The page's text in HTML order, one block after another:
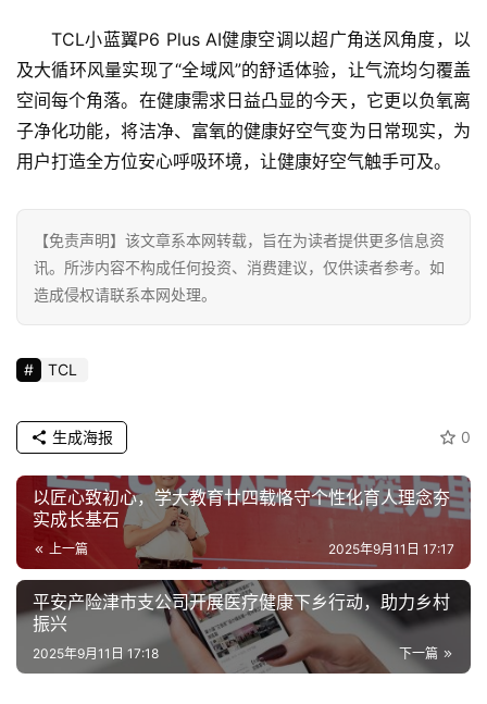
TCL小蓝翼P6 Plus AI健康空调以超广角送风角度，以
及大循环风量实现了“全域风”的舒适体验，让气流均匀覆盖
空间每个角落。在健康需求日益凸显的今天，它更以负氧离
子净化功能，将洁净、富氧的健康好空气变为日常现实，为
用户打造全方位安心呼吸环境，让健康好空气触手可及。
【免责声明】该文章系本网转载，旨在为读者提供更多信息资
讯。所涉内容不构成任何投资、消费建议，仅供读者参考。如
造成侵权请联系本网处理。
TCL
0
生成海报
以匠心致初心，学大教育廿四载恪守个性化育人理念夯
实成长基石
上一篇 2025年9月11日 17:17
平安产险津市支公司开展医疗健康下乡行动，助力乡村
振兴
下一篇
2025年9月11日 17:18